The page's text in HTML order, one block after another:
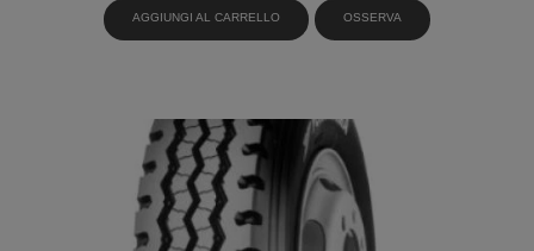
AGGIUNGI AL CARRELLO OSSERVA